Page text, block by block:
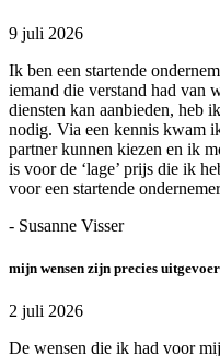
9 juli 2026
Ik ben een startende
iemand die verstand had van
diensten kan aanbieden, heb
nodig. Via een kennis kwam
partner kunnen kiezen en ik
is voor de ‘lage’ prijs die ik
voor een startende
- Susanne Visser
mijn wensen zijn precies
2 juli 2026
De wensen die ik had voor